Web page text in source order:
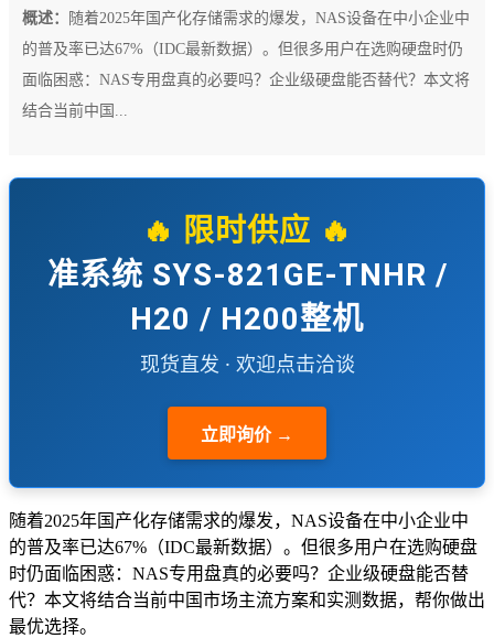
概述：
随着2025年国产化存储需求的爆发，NAS设备在中小企业中
的普及率已达67%（IDC最新数据）。但很多用户在选购硬盘时仍
面临困惑：NAS专用盘真的必要吗？企业级硬盘能否替代？本文将
结合当前中国...
🔥 限时供应 🔥
准系统 SYS-821GE-TNHR /
H20 / H200整机
现货直发 · 欢迎点击洽谈
立即询价 →
随着2025年国产化存储需求的爆发，NAS设备在中小企业中
的普及率已达67%（IDC最新数据）。但很多用户在选购硬盘
时仍面临困惑：NAS专用盘真的必要吗？企业级硬盘能否替
代？本文将结合当前中国市场主流方案和实测数据，帮你做出
最优选择。